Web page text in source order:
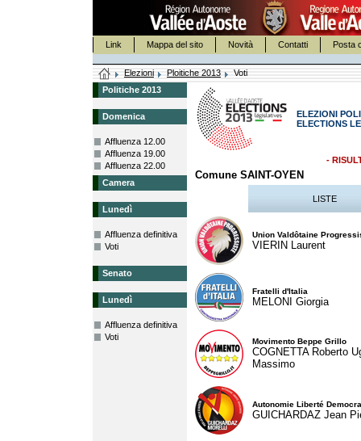
Link Mappa del sito Novità Contatti Posta
Elezioni Ploitiche 2013
Voti
Politiche 2013
Domenica
Affluenza 12.00
Affluenza 19.00
Affluenza 22.00
Camera
Lunedì
Affluenza definitiva
Voti
Senato
Lunedì
Affluenza definitiva
Voti
ELEZIONI
ELECTIONS
-
Comune SAINT-OYEN
LISTE
Union Valdôtaine
VIERIN Laurent
Fratelli d'Italia
MELONI Giorgia
Movimento Beppe Grillo
COGNETTA Roberto
Massimo
Autonomie Liberté
GUICHARDAZ Jean